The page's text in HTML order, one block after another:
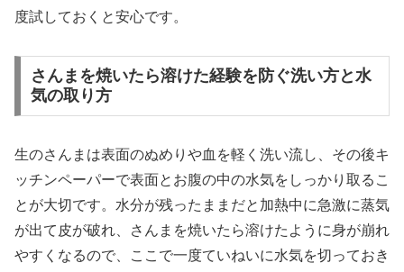
度試しておくと安心です。
さんまを焼いたら溶けた経験を防ぐ洗い方と水
気の取り方
生のさんまは表面のぬめりや血を軽く洗い流し、その後キ
ッチンペーパーで表面とお腹の中の水気をしっかり取るこ
とが大切です。水分が残ったままだと加熱中に急激に蒸気
が出て皮が破れ、さんまを焼いたら溶けたように身が崩れ
やすくなるので、ここで一度ていねいに水気を切っておき